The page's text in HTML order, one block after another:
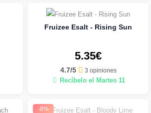
Fruizee Esalt - Rising Sun
5.35€
4.7/5 3 opiniones
Recíbelo el Martes 11
-8%